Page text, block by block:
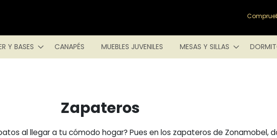
Y BASES CANAPÉS MUEBLES JUVENILES MESAS Y SILLAS
Zapateros
al llegar a tu cómodo hogar? Pues en los zapateros de Zonamobel,